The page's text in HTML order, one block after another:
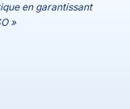
en garantissant
»